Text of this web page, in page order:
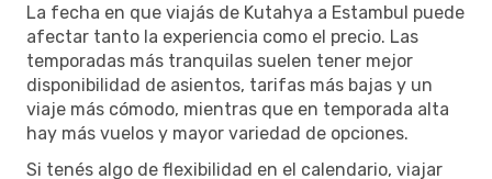
La fecha en que viajás de Kutahya a Estambul puede
afectar tanto la experiencia como el precio. Las
temporadas más tranquilas suelen tener mejor
disponibilidad de asientos, tarifas más bajas y un
viaje más cómodo, mientras que en temporada alta
hay más vuelos y mayor variedad de opciones.
Si tenés algo de flexibilidad en el calendario, viajar